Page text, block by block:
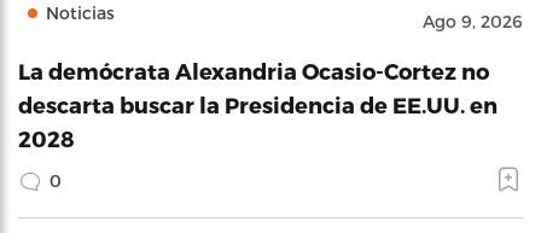
Noticias Ago 9, 2026
La demócrata Alexandria Ocasio-Cortez no
descarta buscar la Presidencia de EE.UU. en
2028
0